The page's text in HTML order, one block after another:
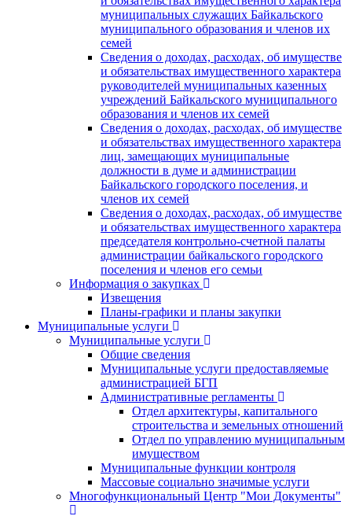
муниципальных служащих Байкальского
муниципального образования и членов их
семей
Сведения о доходах, расходах, об имуществе
и обязательствах имущественного характера
руководителей муниципальных казенных
учреждений Байкальского муниципального
образования и членов их семей
Сведения о доходах, расходах, об имуществе
и обязательствах имущественного характера
лиц, замещающих муниципальные
должности в думе и администрации
Байкальского городского поселения, и
членов их семей
Сведения о доходах, расходах, об имуществе
и обязательствах имущественного характера
председателя контрольно-счетной палаты
администрации байкальского городского
поселения и членов его семьи
Информация о закупках
Извещения
Планы-графики и планы закупки
Муниципальные услуги
Муниципальные услуги
Общие сведения
Муниципальные услуги предоставляемые
администрацией БГП
Административные регламенты
Отдел архитектуры, капитального
строительства и земельных отношений
Отдел по управлению муниципальным
имуществом
Муниципальные функции контроля
Массовые социально значимые услуги
Многофункциональный Центр "Мои Документы"